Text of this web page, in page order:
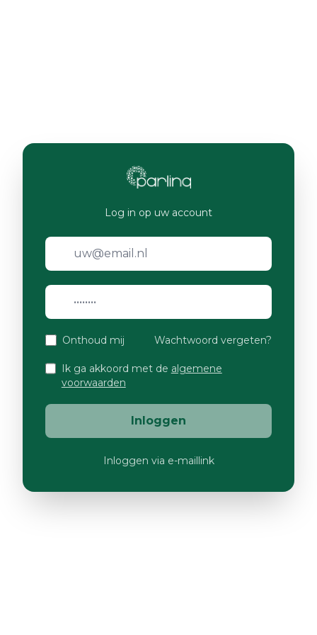
Log in op uw account
Onthoud mij Wachtwoord vergeten?
Ik ga akkoord met de algemene
voorwaarden
Inloggen
Inloggen via e-maillink